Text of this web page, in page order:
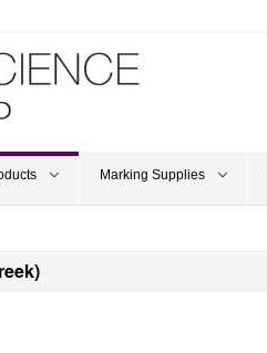
Marking Supplies